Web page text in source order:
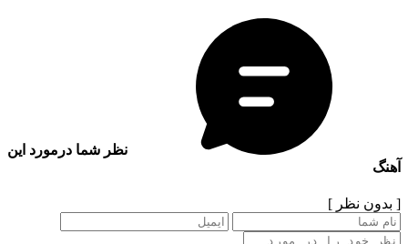
نظر شما درمورد این
آهنگ
[ بدون نظر ]